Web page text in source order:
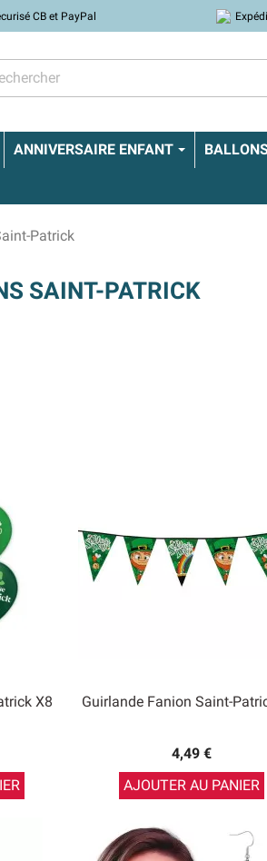
CB et PayPal
ANNIVERSAIRE ENFANT
Patrick
SAINT-PATRICK
X8 Guirlande Fanion Saint-
4,49 €
AJOUTER AU PANIER